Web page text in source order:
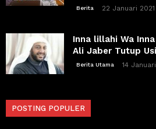
Berita 22 Januari 2021
Inna lillahi Wa
Ali Jaber Tutup
Berita Utama 14
POSTING POPULER